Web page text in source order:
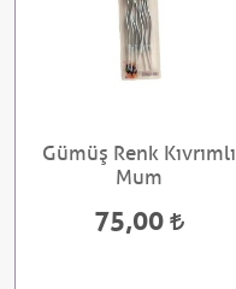
Gümüş Renk Kıvrımlı
Mum
75,00